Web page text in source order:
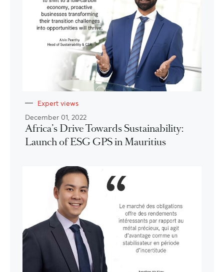
Expert views
December 01, 2022
Africa’s Drive Towards Sustainability:
Launch of ESG GPS in Mauritius